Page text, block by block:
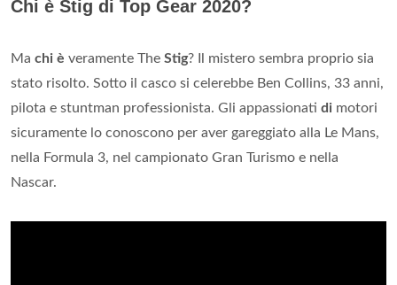
Chi è Stig di Top Gear 2020?
Ma chi è veramente The Stig? Il mistero sembra proprio sia
stato risolto. Sotto il casco si celerebbe Ben Collins, 33 anni,
pilota e stuntman professionista. Gli appassionati di motori
sicuramente lo conoscono per aver gareggiato alla Le Mans,
nella Formula 3, nel campionato Gran Turismo e nella
Nascar.